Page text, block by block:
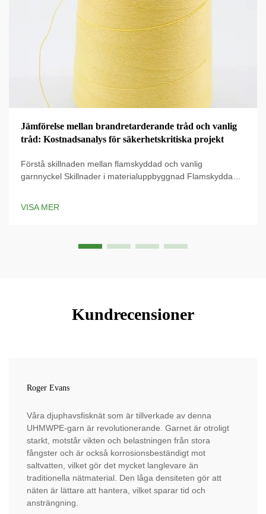
Jämförelse mellan brandretarderande tråd och vanlig
tråd: Kostnadsanalys för säkerhetskritiska projekt
Förstå skillnaden mellan flamskyddad och vanlig
garnnyckel Skillnader i materialuppbyggnad Flamskyddade
VISA MER
Kundrecensioner
Roger Evans
Våra djuphavsfisknät som är tillverkade av denna
UHMWPE-garn är revolutionerande. Garnet är otroligt
starkt, motstår vikten och belastningen från stora
fångster och är också korrosionsbeständigt mot
saltvatten, vilket gör det mycket langlevare än
traditionella nätmaterial. Den låga densiteten gör att
näten är lättare att hantera, vilket sparar tid och
ansträngning.